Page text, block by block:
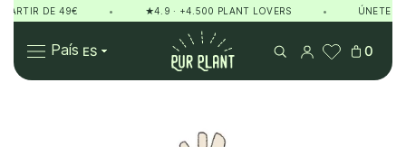
DE 49€ ★4.9 · +4.500 PLANT LOVERS ÚNETE AL
País
Pur Plant
0
Sobre Pur Plant